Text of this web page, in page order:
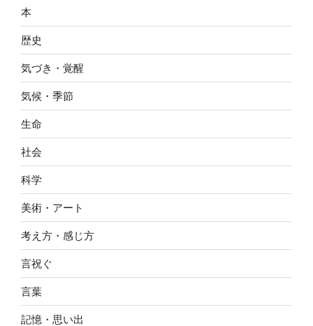
本
歴史
気づき・覚醒
気候・季節
生命
社会
科学
美術・アート
考え方・感じ方
言祝ぐ
言葉
記憶・思い出